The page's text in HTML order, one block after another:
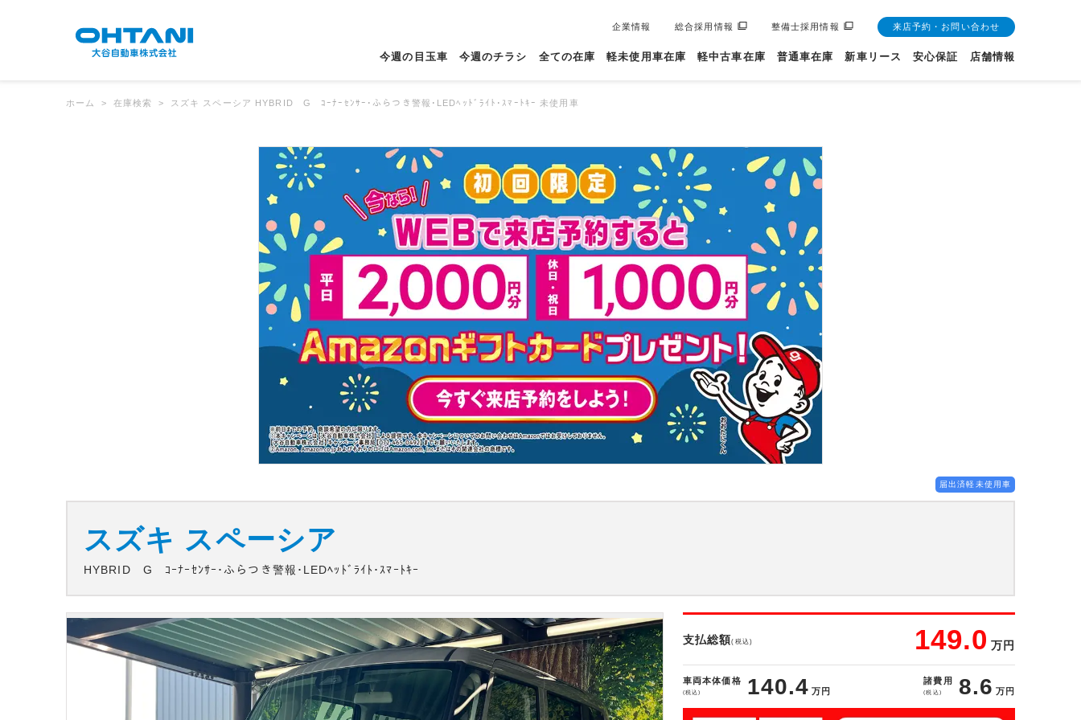
企業情報 総合採用情報 整備士採用情報 来店予約・お問い合わせ
今週の目玉車 今週のチラシ 全ての在庫 軽未使用車在庫 軽中古車在庫 普通車在庫 新車リース 安心保証 店舗情報
ホーム 在庫検索 スズキ スペーシア HYBRID G ｺｰﾅｰｾﾝｻｰ･ふらつき警報･LEDﾍｯﾄﾞﾗｲﾄ･ｽﾏｰﾄｷｰ 未使用車
届出済軽未使用車
スズキ スペーシア
HYBRID G ｺｰﾅｰｾﾝｻｰ･ふらつき警報･LEDﾍｯﾄﾞﾗｲﾄ･ｽﾏｰﾄｷｰ
支払総額(税込) 149.0 万円
車両本体価格
(税込) 140.4 万円
諸費用
(税込) 8.6 万円